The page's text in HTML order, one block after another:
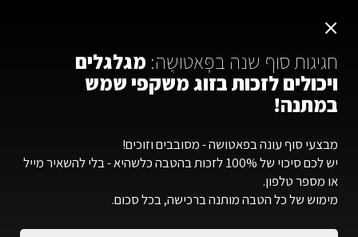
פׇּאטוּשֶה » חנות
×
חגיגות סוף שנה בפׇּאטוּשֶה: מגלגלים
ויכולים לזכות בזוג משקפי שמש
במתנה!
מבצעי סוף עונה בפאטושה - מסובבים וזוכים!
יש לכם סיכוי של 100% לזכות בהטבה כלשהיא - בלי להשאיר מייל
או מספר טלפון.
מימוש של כל הטבה מותנה ברכישה, בכל סכום.